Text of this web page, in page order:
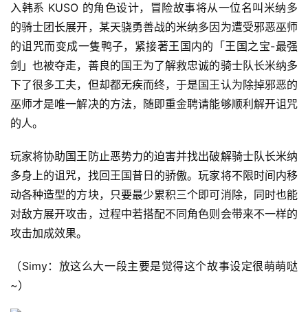
入韩系 KUSO 的角色设计，冒险故事将从一位名叫米纳多
的骑士团长展开，某天骁勇善战的米纳多因为遭受邪恶巫师
的诅咒而变成一隻鸭子，紧接著王国内的「王国之宝-最强
剑」也被夺走，善良的国王为了解救忠诚的骑士队长米纳多
下了很多工夫，但却都无疾而终，于是国王认为除掉邪恶的
巫师才是唯一解决的方法，随即重金聘请能够顺利解开诅咒
的人。
玩家将协助国王防止恶势力的迫害并找出破解骑士队长米纳
多身上的诅咒，找回王国昔日的骄傲。玩家将不限时间内移
动各种造型的方块，只要最少累积三个即可消除，同时也能
对敌方展开攻击，过程中若搭配不同角色则会带来不一样的
攻击加成效果。
（Simy：放这么大一段主要是觉得这个故事设定很萌萌哒
~）